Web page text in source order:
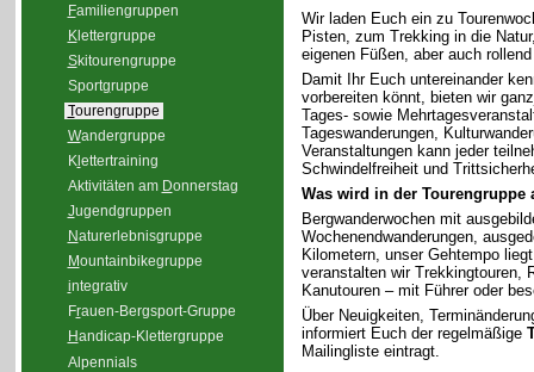
Familiengruppen
Klettergruppe
Skitourengruppe
Sportgruppe
Tourengruppe
Wandergruppe
Kl ettertraining
Aktivitäten am Donnerstag
Jugendgruppen
Naturerlebnisgruppe
Mountainbikegruppe
integrativ
Frauen-Bergsport-Gruppe
Handicap-Klettergruppe
Alpennials
Wir laden Euch ein zu
Pisten, zum Trekking in die
eigenen Füßen, aber auch
Damit Ihr Euch untereinander
vorbereiten könnt, bieten wir
Tages- sowie
Tageswanderungen,
Veranstaltungen kann jeder
Schwindelfreiheit und
Was wird in der Tourengruppe
Bergwanderwochen mit
Wochenendwanderungen,
Kilometern, unser Gehtempo
veranstalten wir Trekkingtouren,
Kanutouren – mit Führer oder
Über Neuigkeiten,
informiert Euch der regelmäßige
Mailingliste eintragt.